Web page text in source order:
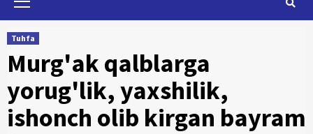
Tuhfa
Murg'ak qalblarga
yorug'lik, yaxshilik,
ishonch olib kirgan bayram